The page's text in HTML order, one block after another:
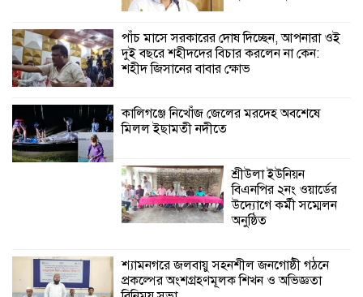
পাঁচ মাসে সরকারের দোষ দিচ্ছেন, আপনারা ওই
দুই বছরে শহীদদের বিচার করলেন না কেন:
শহীদ জিসানের বাবার ক্ষোভ
কালিগঞ্জে নিখোঁজ জেলের মরদেহ অবশেষে
মিলল ইছামতী নদীতে
শ্রীউলা ইউনিয়ন
বিএনপির ২নং ওয়ার্ডের
উদ্যোগে কর্মী সম্মেলন
অনুষ্ঠিত
শ্যামনগরে জলবায়ু সহনশীল জনগোষ্ঠী গঠনে
প্রকল্পের অংশগ্রহণমূলক শিখন ও অভিজ্ঞতা